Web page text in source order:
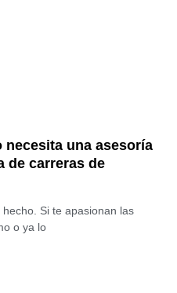
necesita una asesoría
de carreras de
Si te apasionan las
o ya lo